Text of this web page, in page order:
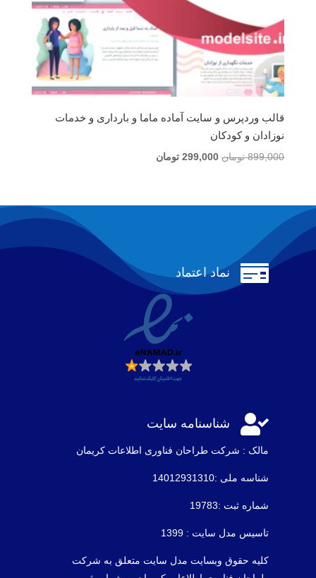
قالب وردپرس و سایت آماده ماما و بارداری و خدمات
نوزادان و کودکان
899,000 تومان قیمت
بود.
299,000 تومانقیمت
است.
 نماد اعتماد
 شناسنامه سایت
مالک : شرکت طراحان فناوری اطلاعات كريمان
شناسه ملی :14012931310
شماره ثبت :19783
تاسیس مدل سایت : 1399
کلیه حقوق وبسایت مدل سایت متعلق به شرکت